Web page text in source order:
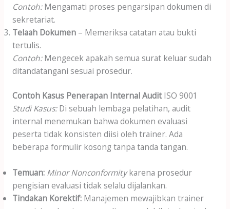
Contoh:Mengamati proses pengarsipan dokumen di
sekretariat.
Telaah Dokumen– Memeriksa catatan atau bukti
tertulis.
Contoh:Mengecek apakah semua surat keluar sudah
ditandatangani sesuai prosedur.
Contoh Kasus Penerapan Internal AuditISO 9001
Studi Kasus:Di sebuah lembaga pelatihan, audit
internal menemukan bahwa dokumen evaluasi
peserta tidak konsisten diisi oleh trainer. Ada
beberapa formulir kosong tanpa tanda tangan.
Temuan: Minor Nonconformitykarena prosedur
pengisian evaluasi tidak selalu dijalankan.
Tindakan Korektif:Manajemen mewajibkan trainer